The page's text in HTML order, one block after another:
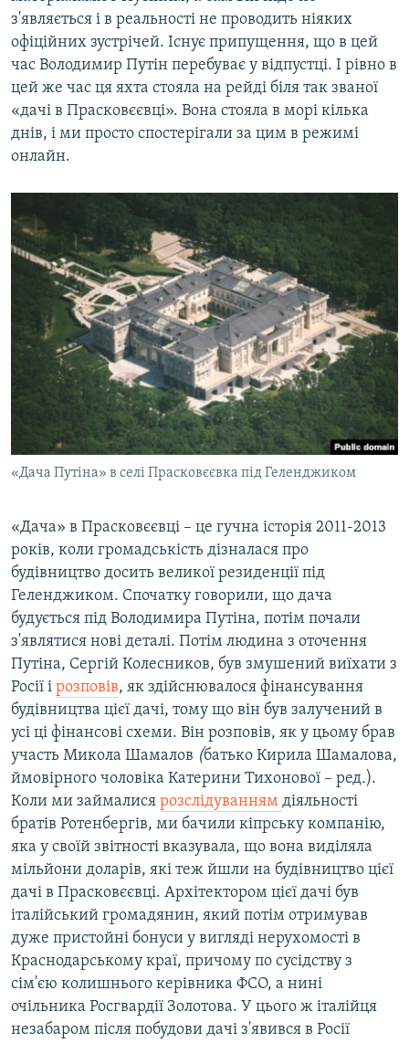
з'являється і в реальності не проводить ніяких
офіційних зустрічей. Існує припущення, що в цей
час Володимир Путін перебуває у відпустці. І рівно в
цей же час ця яхта стояла на рейді біля так званої
«дачі в Прасковєєвці». Вона стояла в морі кілька
днів, і ми просто спостерігали за цим в режимі
онлайн.
«Дача Путіна» в селі Прасковєєвка під Геленджиком
«Дача» в Прасковєєвці – це гучна історія 2011-2013
років, коли громадськість дізналася про
будівництво досить великої резиденції під
Геленджиком. Спочатку говорили, що дача
будується під Володимира Путіна, потім почали
з'являтися нові деталі. Потім людина з оточення
Путіна, Сергій Колесников, був змушений виїхати з
Росії і розповів, як здійснювалося фінансування
будівництва цієї дачі, тому що він був залучений в
усі ці фінансові схеми. Він розповів, як у цьому брав
участь Микола Шамалов (батько Кирила Шамалова,
ймовірного чоловіка Катерини Тихонової – ред.).
Коли ми займалися розслідуванням діяльності
братів Ротенбергів, ми бачили кіпрську компанію,
яка у своїй звітності вказувала, що вона виділяла
мільйони доларів, які теж йшли на будівництво цієї
дачі в Прасковєєвці. Архітектором цієї дачі був
італійський громадянин, який потім отримував
дуже пристойні бонуси у вигляді нерухомості в
Краснодарському краї, причому по сусідству з
сім'єю колишнього керівника ФСО, а нині
очільника Росгвардії Золотова. У цього ж італійця
незабаром після побудови дачі з'явився в Росії